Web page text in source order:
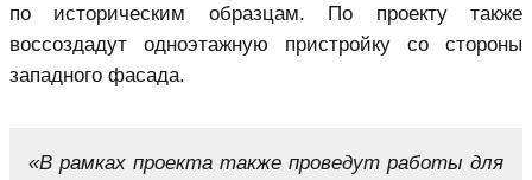
по историческим образцам. По проекту также
воссоздадут одноэтажную пристройку со стороны
западного фасада.
«В рамках проекта также проведут работы для